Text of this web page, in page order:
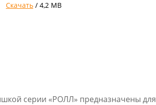
Скачать/ 4,2 MB
серии «РОЛЛ» предназначены для